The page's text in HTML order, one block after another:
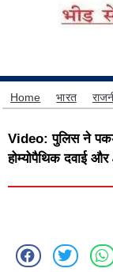
Home भारत
Video: पुलिस ने
होम्योपैथिक दवाई